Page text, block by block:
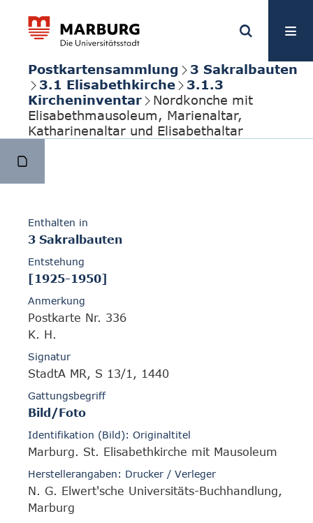
Postkartensammlung
3 Sakralbauten
3.1 Elisabethkirche
3.1.3
Kircheninventar
Nordkonche mit
Elisabethmausoleum, Marienaltar,
Katharinenaltar und Elisabethaltar
Enthalten in
3 Sakralbauten
Entstehung
[1925-1950]
Anmerkung
Postkarte Nr. 336
K. H.
Signatur
StadtA MR, S 13/1, 1440
Gattungsbegriff
Bild/Foto
Identifikation (Bild): Originaltitel
Marburg. St. Elisabethkirche mit Mausoleum
Herstellerangaben: Drucker / Verleger
N. G. Elwert'sche Universitäts-Buchhandlung,
Marburg